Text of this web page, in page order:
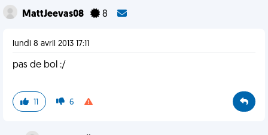
MattJeevas08 8
lundi 8 avril 2013 17:11
pas de bol :/
11 6